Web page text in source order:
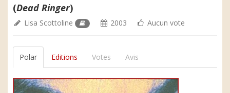
(Dead Ringer)
Lisa Scottoline 2003 Aucun vote
Polar Editions Votes Avis